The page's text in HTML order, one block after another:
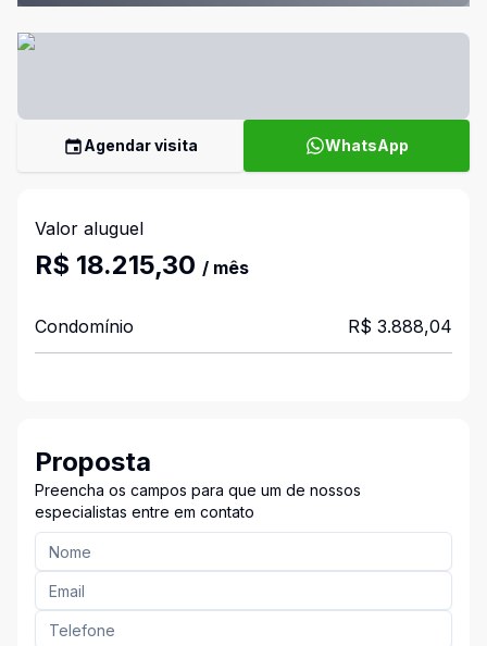
Agendar visita WhatsApp
Valor aluguel
R$ 18.215,30 / mês
Condomínio R$ 3.888,04
Proposta
Preencha os campos para que um de nossos
especialistas entre em contato